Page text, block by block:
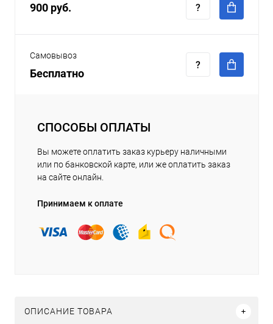
900 руб.
Самовывоз
Бесплатно
СПОСОБЫ ОПЛАТЫ
Вы можете оплатить заказ курьеру наличными
или по банковской карте, или же оплатить заказ
на сайте онлайн.
Принимаем к оплате
ОПИСАНИЕ ТОВАРА